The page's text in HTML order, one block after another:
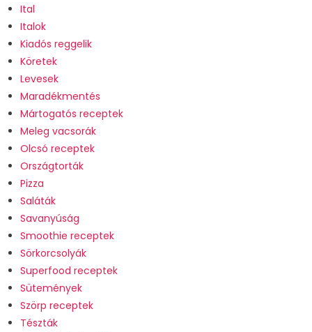
Ital
Italok
Kiadós reggelik
Köretek
Levesek
Maradékmentés
Mártogatós receptek
Meleg vacsorák
Olcsó receptek
Országtorták
Pizza
Saláták
Savanyúság
Smoothie receptek
Sörkorcsolyák
Superfood receptek
Sütemények
Szörp receptek
Tészták